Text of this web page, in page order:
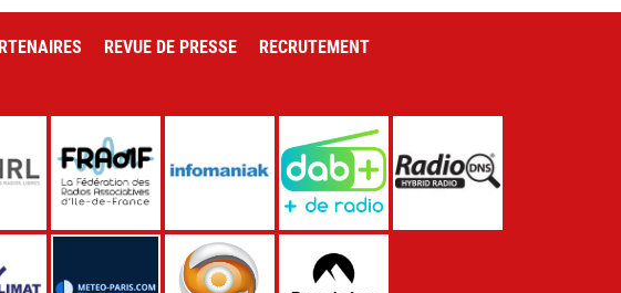
REVUE DE PRESSE RECRUTEMENT